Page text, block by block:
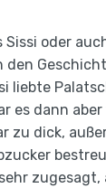
oder
den
liebte
dann aber
zu dick,
zugesagt,